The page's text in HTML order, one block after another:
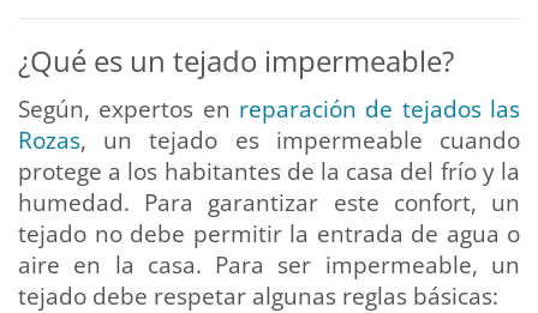
¿Qué es un tejado impermeable?
Según, expertos en reparación de tejados las
Rozas, un tejado es impermeable cuando
protege a los habitantes de la casa del frío y la
humedad. Para garantizar este confort, un
tejado no debe permitir la entrada de agua o
aire en la casa. Para ser impermeable, un
tejado debe respetar algunas reglas básicas: